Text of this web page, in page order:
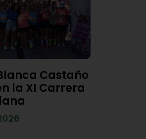
Castaño
la XI Carrera